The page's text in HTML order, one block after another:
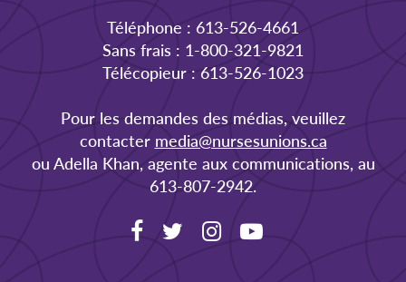
Téléphone : 613-526-4661
Sans frais : 1-800-321-9821
Télécopieur : 613-526-1023
Pour les demandes des médias, veuillez
contacter media@nursesunions.ca
ou Adella Khan, agente aux communications, au
613-807-2942.